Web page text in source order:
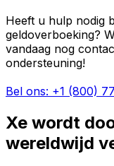
Heeft u hulp nodig
geldoverboeking?
vandaag nog
ondersteuning!
Bel ons: +1 (800)
Xe wordt
wereldwijd